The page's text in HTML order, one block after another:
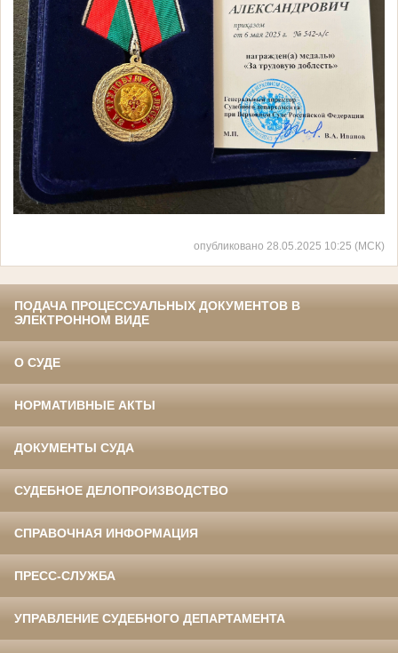
опубликовано 28.05.2025 10:25 (МСК)
ПОДАЧА ПРОЦЕССУАЛЬНЫХ ДОКУМЕНТОВ В
ЭЛЕКТРОННОМ ВИДЕ
О СУДЕ
НОРМАТИВНЫЕ АКТЫ
ДОКУМЕНТЫ СУДА
СУДЕБНОЕ ДЕЛОПРОИЗВОДСТВО
СПРАВОЧНАЯ ИНФОРМАЦИЯ
ПРЕСС-СЛУЖБА
УПРАВЛЕНИЕ СУДЕБНОГО ДЕПАРТАМЕНТА